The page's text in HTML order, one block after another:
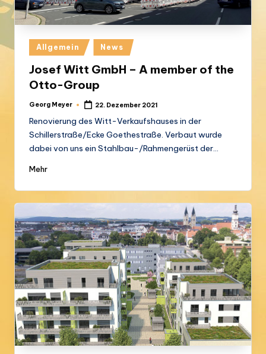
Posted
in
Allgemein News
Josef Witt GmbH – A member of the
Otto-Group
Posted
Georg Meyer 22. Dezember 2021
Renovierung des Witt-Verkaufshauses in der
Schillerstraße/Ecke Goethestraße. Verbaut wurde
dabei von uns ein Stahlbau-/Rahmengerüst der…
Mehr